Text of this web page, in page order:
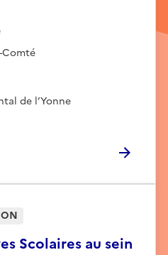
Comté
de l’Yonne
Scolaires au sein